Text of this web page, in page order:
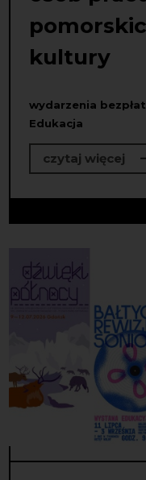
kultury
wydarzenia
Edukacja
czytaj więcejo